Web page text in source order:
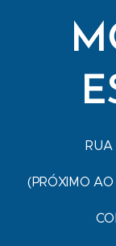
RUA
(PRÓXIMO